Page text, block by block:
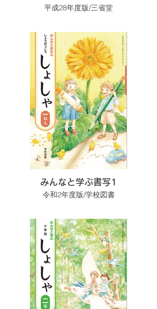
平成28年度版/三省堂
みんなと学ぶ書写1
令和2年度版/学校図書